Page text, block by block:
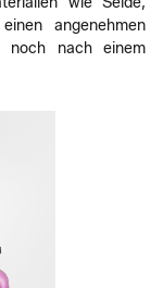
angenehmen
noch nach einem